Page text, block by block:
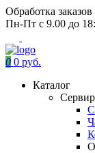
Обработка
Пн-Пт с 9.00 до
0 0 руб.
Каталог